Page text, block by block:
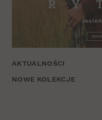
AKTUALNOŚCI
NOWE KOLEKCJE